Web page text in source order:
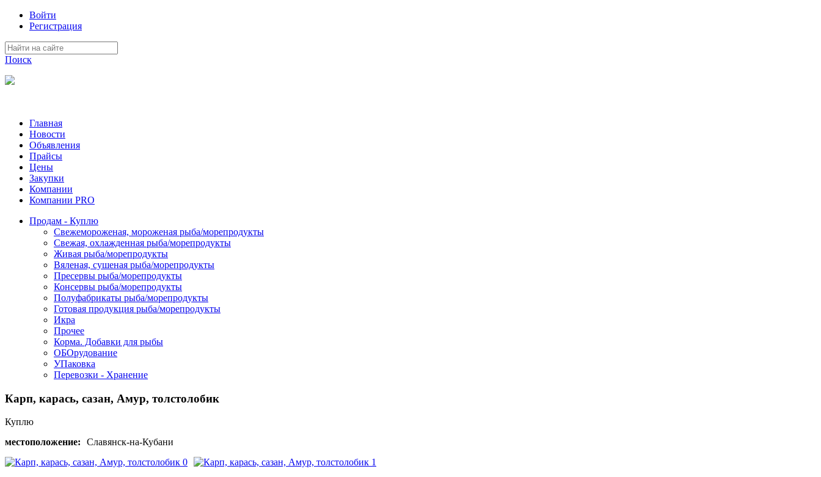
Войти
Регистрация
Поиск
Главная
Новости
Объявления
Прайсы
Цены
Закупки
Компании
Компании PRO
Продам - Куплю
Свежемороженая, мороженая рыба/морепродукты
Свежая, охлажденная рыба/морепродукты
Живая рыба/морепродукты
Вяленая, сушеная рыба/морепродукты
Пресервы рыба/морепродукты
Консервы рыба/морепродукты
Полуфабрикаты рыба/морепродукты
Готовая продукция рыба/морепродукты
Икра
Прочее
Корма. Добавки для рыбы
ОБОрудование
УПаковка
Перевозки - Хранение
Карп, карась, сазан, Амур, толстолобик
Куплю
местоположение:
Славянск-на-Кубани